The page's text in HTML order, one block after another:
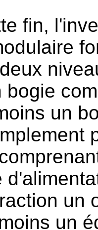
fin,
bogie
un
un
un